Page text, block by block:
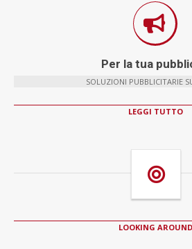
Per la tua
SOLUZIONI PUBBLICITARIE
LEGGI TUTTO
LOOKING AROUND